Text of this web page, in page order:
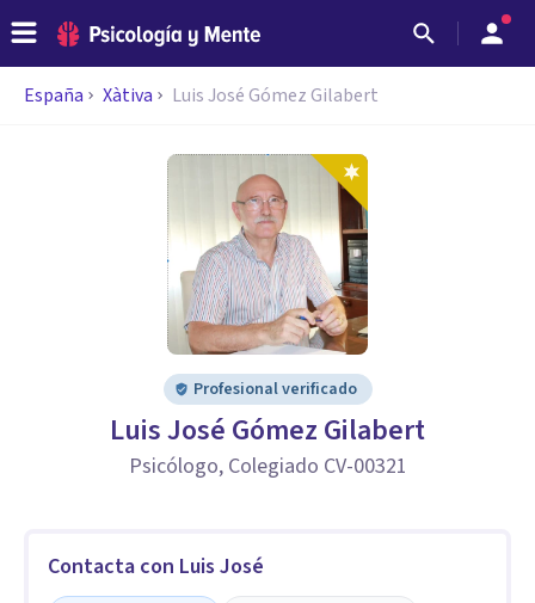
España Xàtiva Luis José Gómez Gilabert
Profesional verificado
Luis José Gómez Gilabert
Psicólogo, Colegiado CV-00321
Contacta con Luis José